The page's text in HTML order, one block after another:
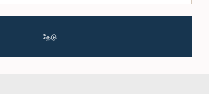
தேடு